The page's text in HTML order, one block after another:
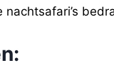
: